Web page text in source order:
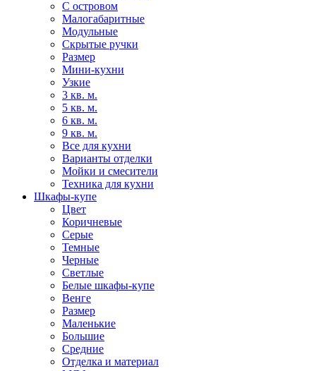
С островом
Малогабаритные
Модульные
Скрытые ручки
Размер
Мини-кухни
Узкие
3 кв. м.
5 кв. м.
6 кв. м.
9 кв. м.
Все для кухни
Варианты отделки
Мойки и смесители
Техника для кухни
Шкафы-купе
Цвет
Коричневые
Серые
Темные
Черные
Светлые
Белые шкафы-купе
Венге
Размер
Маленькие
Большие
Средние
Отделка и материал